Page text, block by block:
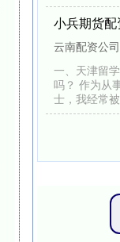
小兵期货
云南配资公司
一、天津留
吗？ 作为从
士，我经常